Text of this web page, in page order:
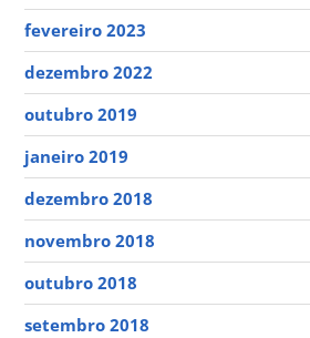
fevereiro 2023
dezembro 2022
outubro 2019
janeiro 2019
dezembro 2018
novembro 2018
outubro 2018
setembro 2018